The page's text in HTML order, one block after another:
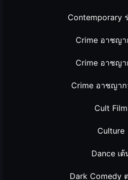
Contemporary
Crime อาชญา
Crime อาชญา
Crime อาชญาก
Cult Film
Culture
Dance เต้
Dark Comedy